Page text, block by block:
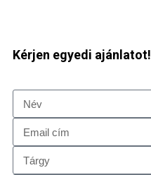
Kérjen egyedi ajánlatot!